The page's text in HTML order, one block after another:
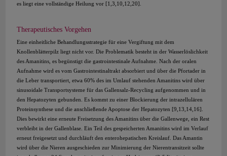
es liegt eine vollständige Heilung vor [1,3,10,12,20].
Therapeutisches Vorgehen
Eine einheitliche Behandlungsstrategie für eine Vergiftung mit dem
Knollenblätterpilz liegt nicht vor. Die Problematik besteht in der Wasserlöslichkeit
des Amanitins, es begünstigt die gastrointestinale Aufnahme. Nach der oralen
Aufnahme wird es vom Gastrointestinaltrakt absorbiert und über die Pfortader in
die Leber transportiert, etwa 60% des im Umlauf stehenden Amanitins wird über
sinusoidale Transportsysteme für das Gallensalz-Recycling aufgenommen und in
den Hepatozyten gebunden. Es kommt zu einer Blockierung der intrazellulären
Proteinsynthese und die anschließende Apoptose der Hepatozyten [9,13,14,16].
Dies bewirkt eine erneute Freisetzung des Amanitins über die Gallenwege, ein Rest
verbleibt in der Gallenblase. Ein Teil des gespeicherten Amanitins wird im Verlauf
erneut freigesetzt und durchläuft den enterohepatischen Kreislauf. Das Amantin
wird über die Nieren ausgeschieden zur Minimierung der Nierentransitzeit sollte